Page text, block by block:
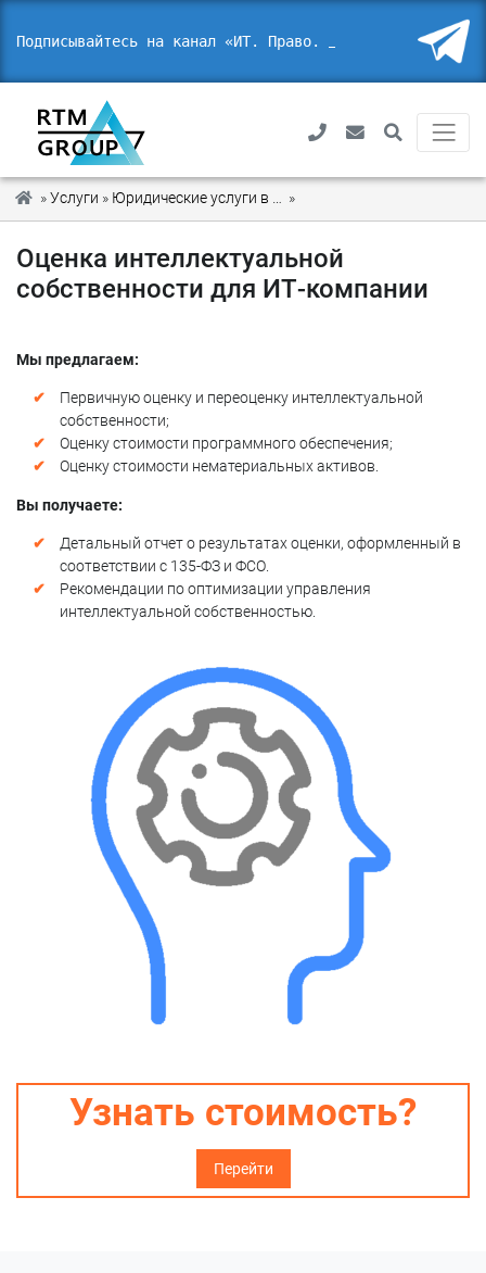
Подписывайтесь на канал «ИТ. Право. Безо
»Услуги » »
Оценка интеллектуальной
собственности для ИТ-компании
Мы предлагаем:
Первичную оценку и переоценку интеллектуальной
собственности;
Оценку стоимости программного обеспечения;
Оценку стоимости нематериальных активов.
Вы получаете:
Детальный отчет о результатах оценки, оформленный в
соответствии с 135-ФЗ и ФСО.
Рекомендации по оптимизации управления
интеллектуальной собственностью.
Узнать стоимость?
Перейти